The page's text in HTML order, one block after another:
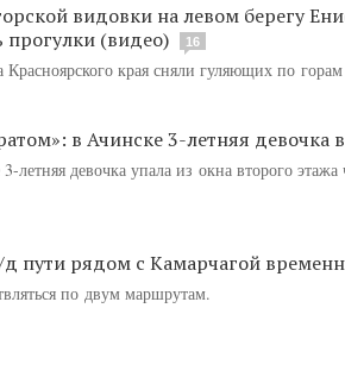
видовки на левом берегу
прогулки (видео)
16
края сняли гуляющих по
в Ачинске 3-летняя девочка
летняя девочка упала из окна второго этажа
пути рядом с Камарчагой
по двум маршрутам.